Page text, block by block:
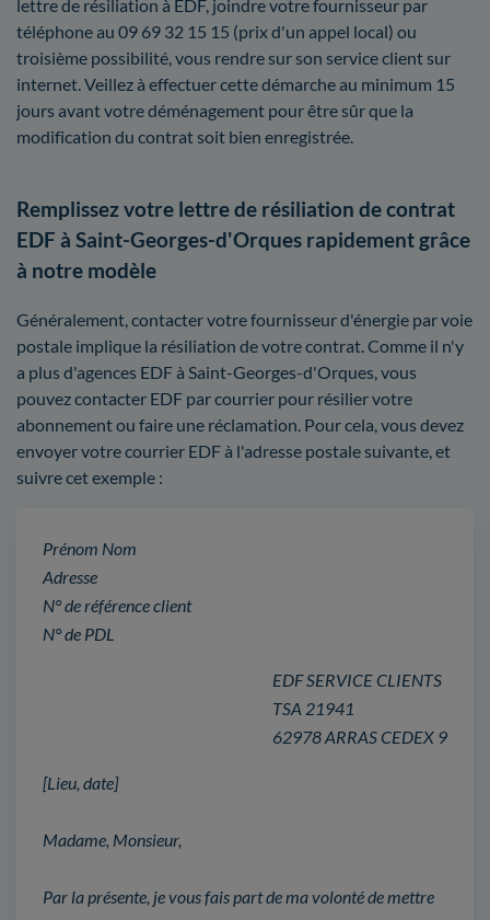
lettre de résiliation à EDF, joindre votre fournisseur par
téléphone au 09 69 32 15 15 (prix d'un appel local) ou
troisième possibilité, vous rendre sur son service client sur
internet. Veillez à effectuer cette démarche au minimum 15
jours avant votre déménagement pour être sûr que la
modification du contrat soit bien enregistrée.
Remplissez votre lettre de résiliation de contrat
EDF à Saint-Georges-d'Orques rapidement grâce
à notre modèle
Généralement, contacter votre fournisseur d'énergie par voie
postale implique la résiliation de votre contrat. Comme il n'y
a plus d'agences EDF à Saint-Georges-d'Orques, vous
pouvez contacter EDF par courrier pour résilier votre
abonnement ou faire une réclamation. Pour cela, vous devez
envoyer votre courrier EDF à l'adresse postale suivante, et
suivre cet exemple :
Prénom Nom
Adresse
N° de référence client
N° de PDL
EDF SERVICE CLIENTS
TSA 21941
62978 ARRAS CEDEX 9
[Lieu, date]
Madame, Monsieur,
Par la présente, je vous fais part de ma volonté de mettre